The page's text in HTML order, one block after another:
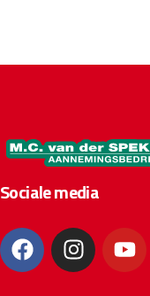
Sociale media